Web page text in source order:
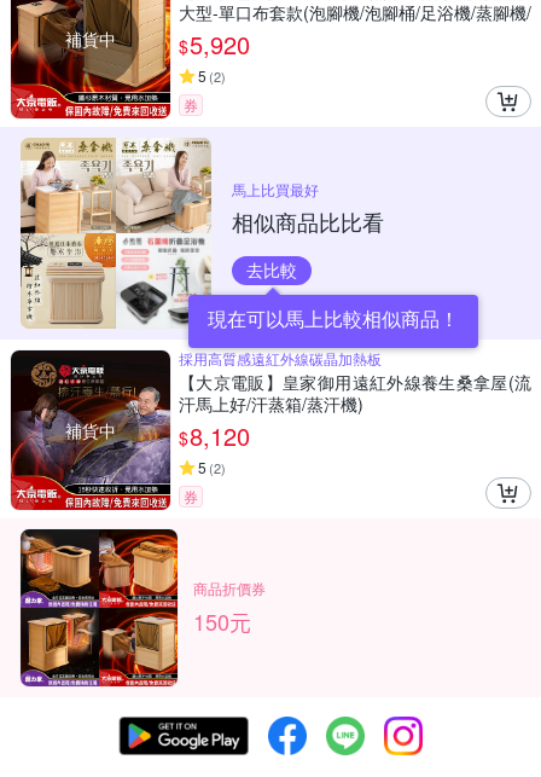
補貨中
大型-單口布套款(泡腳機/泡腳桶/足浴機/蒸腳機/
烘腳機/暖腳機)
$5,920
5 (2)
券
馬上比買最好
相似商品比比看
去比較
現在可以馬上比較相似商品！
補貨中
採用高質感遠紅外線碳晶加熱板
【大京電販】皇家御用遠紅外線養生桑拿屋(流
汗馬上好/汗蒸箱/蒸汗機)
$8,120
5 (2)
券
商品折價券
150元